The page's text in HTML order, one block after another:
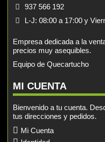
937 566 192
L-J: 08:00 a 17:00 y
Empresa dedicada a la
precios muy asequibles.
Equipo de Quecartucho
MI CUENTA
Bienvenido a tu cuenta.
tus direcciones y pedidos.
Mi Cuenta